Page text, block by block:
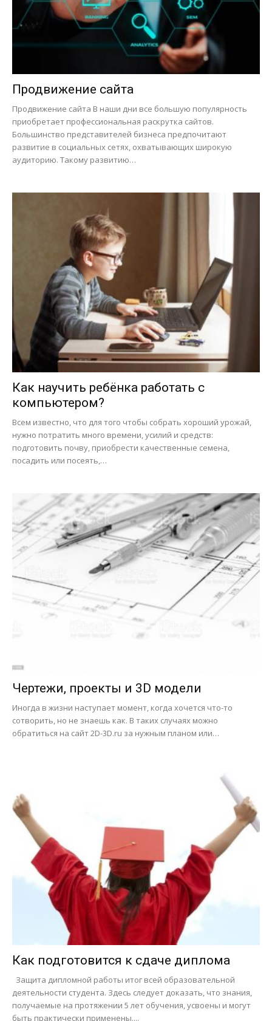
Продвижение сайта
Продвижение сайта В наши дни все большую популярность
приобретает профессиональная раскрутка сайтов.
Большинство представителей бизнеса предпочитают
развитие в социальных сетях, охватывающих широкую
аудиторию. Такому развитию…
Как научить ребёнка работать с
компьютером?
Всем известно, что для того чтобы собрать хороший урожай,
нужно потратить много времени, усилий и средств:
подготовить почву, приобрести качественные семена,
посадить или посеять,…
Чертежи, проекты и 3D модели
Иногда в жизни наступает момент, когда хочется что-то
сотворить, но не знаешь как. В таких случаях можно
обратиться на сайт 2D-3D.ru за нужным планом или…
Как подготовится к сдаче диплома
Защита дипломной работы итог всей образовательной
деятельности студента. Здесь следует доказать, что знания,
получаемые на протяжении 5 лет обучения, усвоены и могут
быть практически применены....